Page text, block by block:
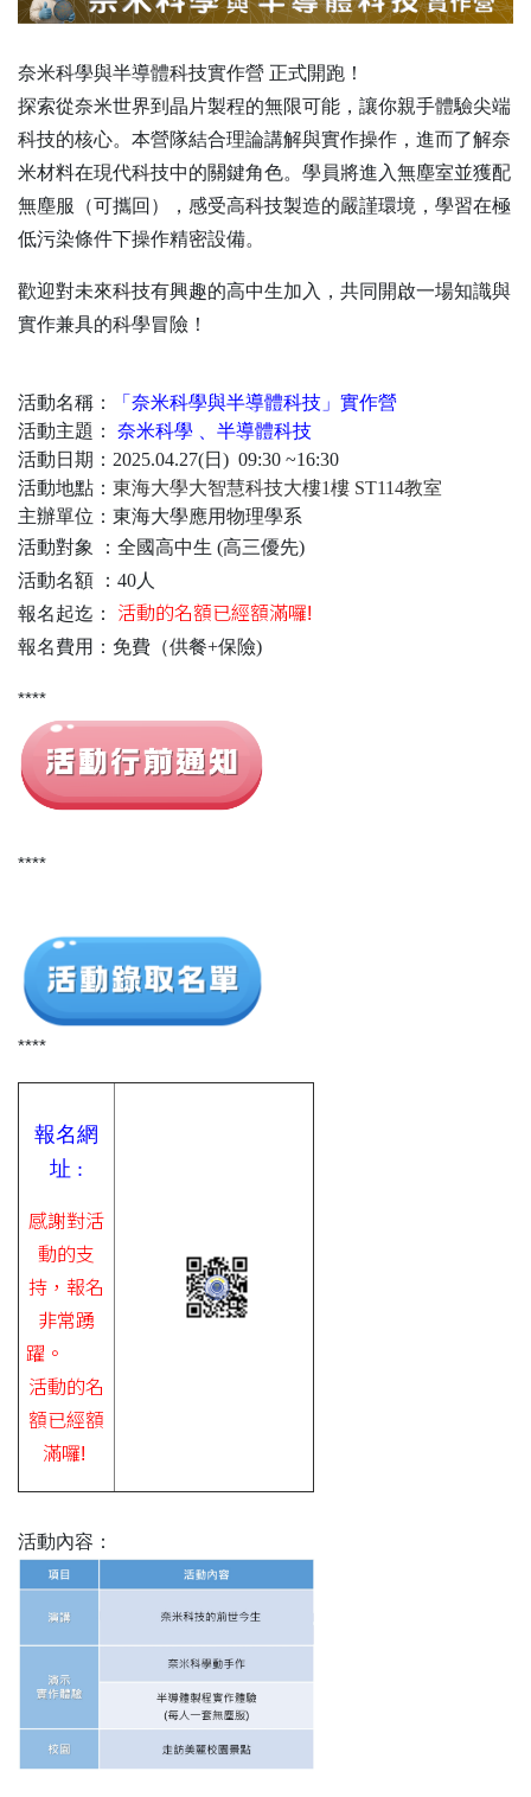
奈米科學與半導體科技實作營 正式開跑！
探索從奈米世界到晶片製程的無限可能，讓你親手體驗尖端
科技的核心。本營隊結合理論講解與實作操作，進而了解奈
米材料在現代科技中的關鍵角色。學員將進入無塵室並獲配
無塵服（可攜回），感受高科技製造的嚴謹環境，學習在極
低污染條件下操作精密設備。
歡迎對未來科技有興趣的高中生加入，共同開啟一場知識與
實作兼具的科學冒險！
活動名稱：
「奈米科學與半導體科技」實作營
活動主題：
奈米科學
、半導體科技
活動日期：2025.04.27(日) 09:30 ~16:30
活動地點： 東海大學大智慧科技大樓1樓 ST114教室
主辦單位：東海大學應用物理學系
活動對象 ：全國高中生 (高三優先)
活動名額 ：40人
報名起迄： 活動的名額已經額滿囉!
報名費用：免費（供餐+保險)
****
****
****
報名網
址 :
感謝對活
動的支
持，報名
非常踴
躍。
活動的名
額已經額
滿囉!
活動內容：